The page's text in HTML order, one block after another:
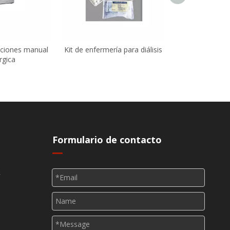
manual
Kit de enfermería para diálisis
Formulario de contacto